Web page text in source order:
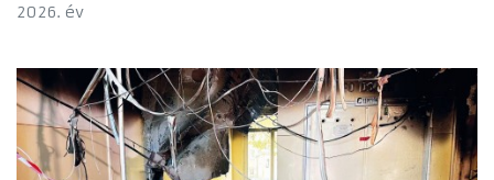
2026. év